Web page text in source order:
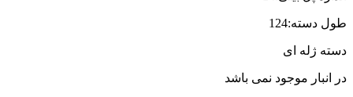
طول دسته:124
دسته ژله ای
در انبار موجود نمی باشد